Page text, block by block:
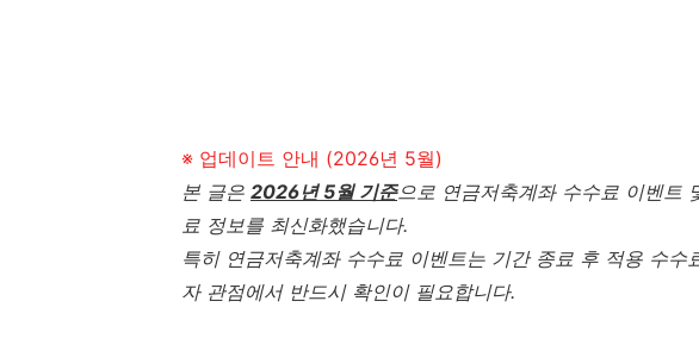
※ 업데이트 안내 (2026년 5월)
본 글은 2026년 5월 기준으로 연금저축계좌 수수료 이벤트
료 정보를 최신화했습니다.
특히 연금저축계좌 수수료 이벤트는 기간 종료 후 적용 수
자 관점에서 반드시 확인이 필요합니다.